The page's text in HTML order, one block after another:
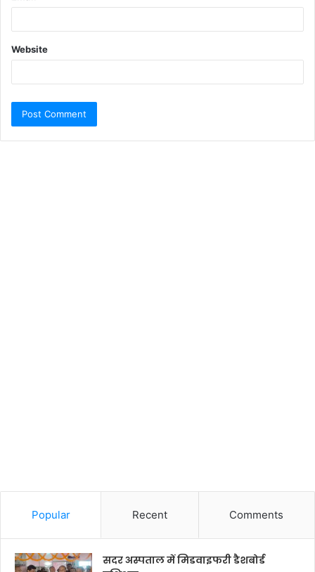
Website
Popular Recent Comments
सदर अस्पताल में मिडवाइफरी डैशबोर्ड